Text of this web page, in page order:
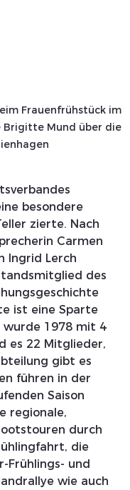
Frauenfrühstück im
Brigitte Mund über die
besondere
zierte. Nach
Carmen
Ingrid Lerch
des
ist eine Sparte
wurde 1978 mit 4
es 22 Mitglieder,
gibt es
führen in der
Saison
regionale,
durch
die
Frühlings- und
wie auch